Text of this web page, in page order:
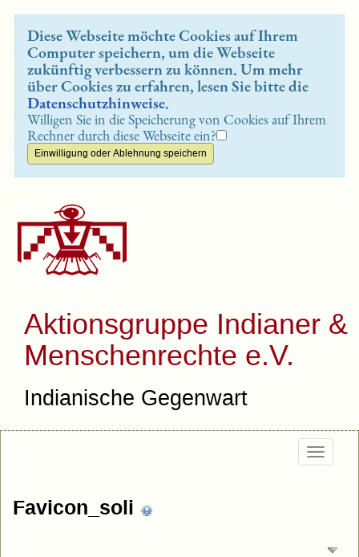
Diese Webseite möchte Cookies auf Ihrem
Computer speichern, um die Webseite
zukünftig verbessern zu können. Um mehr
über Cookies zu erfahren, lesen Sie bitte die
Datenschutzhinweise.
Willigen Sie in die Speicherung von Cookies auf Ihrem
Rechner durch diese Webseite ein?
Aktionsgruppe Indianer &
Menschenrechte e.V.
Indianische Gegenwart
Favicon_soli